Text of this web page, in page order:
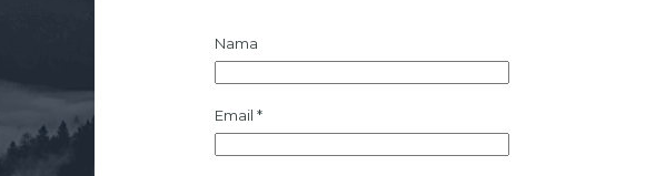
Nama
Email *